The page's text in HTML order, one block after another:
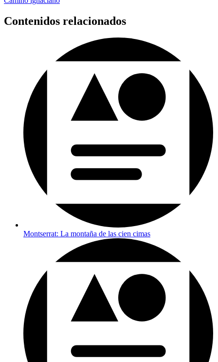
Contenidos relacionados
Montserrat: La montaña de las cien cimas